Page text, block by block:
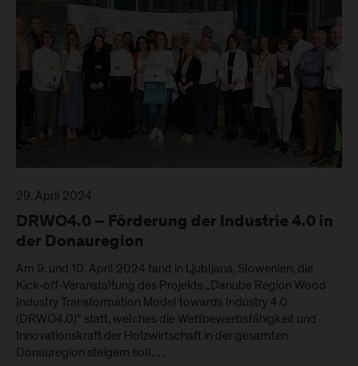
29. April 2024
DRWO4.0 – Förderung der Industrie 4.0 in
der Donauregion
Am 9. und 10. April 2024 fand in Ljubljana, Slowenien, die
Kick-off-Veranstaltung des Projekts „Danube Region Wood
Industry Transformation Model towards Industry 4.0
(DRWO4.0)“ statt, welches die Wettbewerbsfähigkeit und
Innovationskraft der Holzwirtschaft in der gesamten
Donauregion steigern soll.…